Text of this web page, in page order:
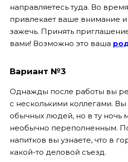
направляетесь туда. Во
привлекает ваше внимание
зажечь. Принять
вами! Возможно это ваша
Вариант №3
Однажды после работы вы
с несколькими коллегами.
обычных людей, но в ту ночь
необычно переполненным.
напитков вы узнаете, что в
какой-то деловой съезд.